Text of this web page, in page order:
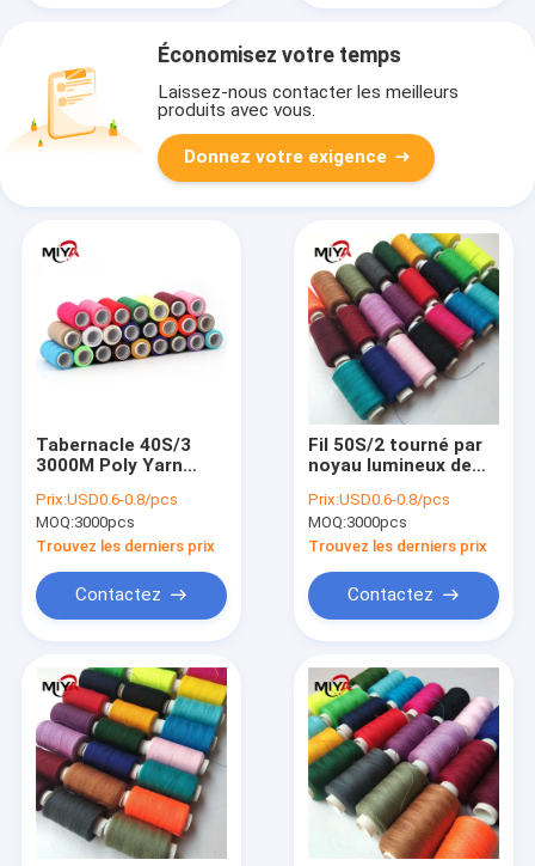
Économisez votre temps
Laissez-nous contacter les meilleurs
produits avec vous.
Donnez votre exigence
Tabernacle 40S/3
3000M Poly Yarn
402
Prix:USD0.6-0.8/pcs
MOQ:3000pcs
Trouvez les derniers prix
Contactez
Fil 50S/2 tourné par
noyau lumineux de
Prix:USD0.6-0.8/pcs
MOQ:3000pcs
Trouvez les derniers prix
Contactez